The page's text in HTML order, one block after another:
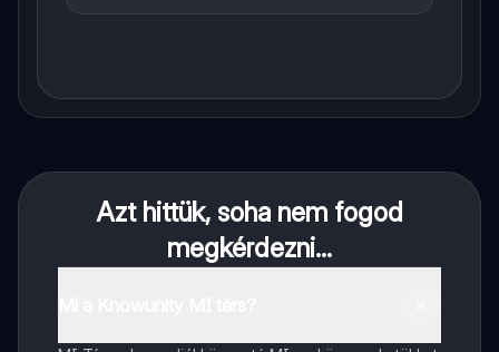
Azt hittük, soha nem fogod
megkérdezni...